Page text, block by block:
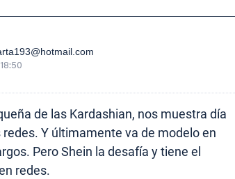
de las Kardashian, nos muestra día
Y últimamente va de modelo en
Pero Shein la desafía y tiene el
redes.